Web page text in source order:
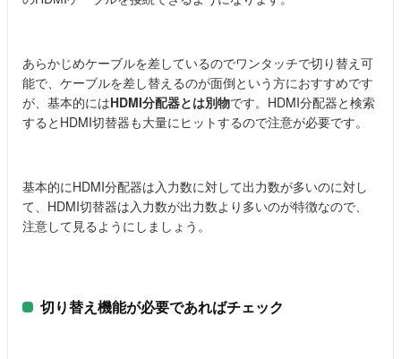
あらかじめケーブルを差しているのでワンタッチで切り替え可
能で、ケーブルを差し替えるのが面倒という方におすすめです
が、基本的にはHDMI分配器とは別物です。HDMI分配器と検索
するとHDMI切替器も大量にヒットするので注意が必要です。
基本的にHDMI分配器は入力数に対して出力数が多いのに対し
て、HDMI切替器は入力数が出力数より多いのが特徴なので、
注意して見るようにしましょう。
切り替え機能が必要であればチェック